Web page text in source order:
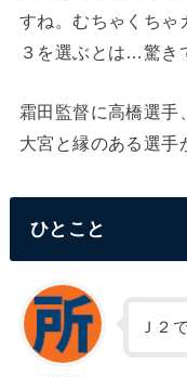
すね。むちゃくちゃ
３を選ぶとは…驚き
霜田監督に高橋選手
大宮と縁のある選手
ひとこと
Ｊ２